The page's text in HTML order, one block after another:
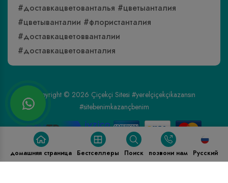
домашняя страница Бестселлеры Поиск позвони нам Pусский
#доставкацветованталья #цветыанталия
#цветыванталии #флористанталия
#доставкацветовванталии
#доставкацветованталия
Copyright © 2026 Çiçekçi Sitesi #yerelçiçekçikazansın
#sitebenimkazançbenim